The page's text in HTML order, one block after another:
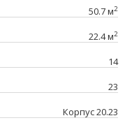
50.7 м2
22.4 м2
14
23
Корпус 20.23